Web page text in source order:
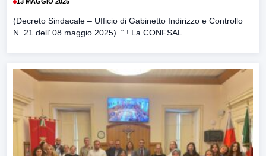
(Decreto Sindacale – Ufficio di Gabinetto Indirizzo e Controllo
N. 21 dell’ 08 maggio 2025) “.! La CONFSAL...